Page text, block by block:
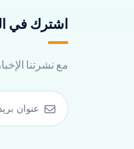
اشترك في
مع نشرتنا